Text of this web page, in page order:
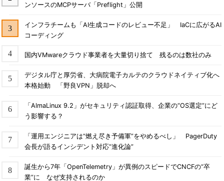
ンソースのMCPサーバ「Preflight」公開
インフラチームも「AI生成コードのレビュー不足」 IaCに広がるAI
コーディング
国内VMwareクラウド事業者を大量切り捨て 残るのは数社のみ
デジタル庁と厚労省、大病院電子カルテのクラウドネイティブ化へ
本格始動 「野良VPN」脱却へ
「AlmaLinux 9.2」がセキュリティ認証取得、企業の“OS選定”にど
う影響する？
「運用エンジニアは“燃え尽き予備軍”をやめるべし」 PagerDuty
会長が語るインシデント対応“進化論”
誕生から7年「OpenTelemetry」が異例のスピードでCNCFの“卒
業”に なぜ支持されるのか